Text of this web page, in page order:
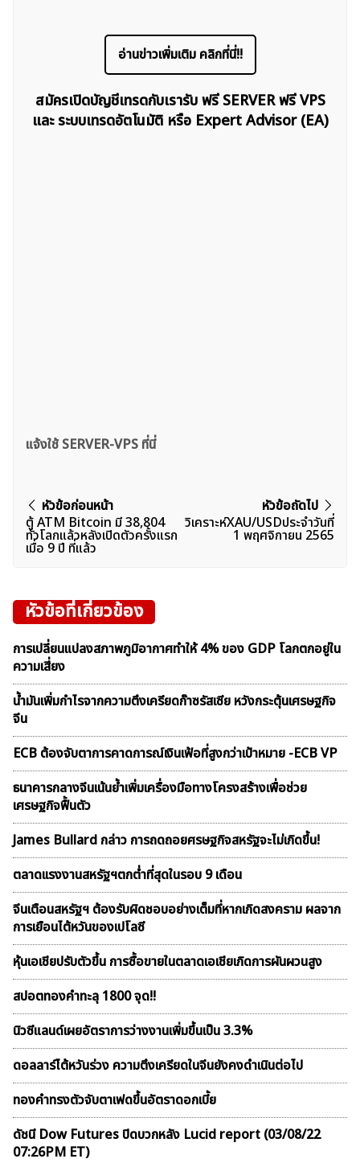
อ่านข่าวเพิ่มเติม คลิกที่นี่!!
สมัครเปิดบัญชีเทรดกับเรารับ ฟรี SERVER ฟรี VPS
และ ระบบเทรดอัตโนมัติ หรือ Expert Advisor (EA)
แจ้งใช้ SERVER-VPS ที่นี่
แนะแนว
เรื่อง
หัวข้อก่อนหน้า
ตู้ ATM Bitcoin มี 38,804
ทั่วโลกแล้วหลังเปิดตัวครั้งแรก
เมื่อ 9 ปี ที่แล้ว
หัวข้อถัดไป
วิเคราะห์XAU/USDประจำวันที่
1 พฤศจิกายน 2565
หัวข้อที่เกี่ยวข้อง
การเปลี่ยนแปลงสภาพภูมิอากาศทำให้ 4% ของ GDP โลกตกอยู่ใน
ความเสี่ยง
น้ำมันเพิ่มกำไรจากความตึงเครียดก๊าซรัสเซีย หวังกระตุ้นเศรษฐกิจ
จีน
ECB ต้องจับตาการคาดการณ์เงินเฟ้อที่สูงกว่าเป้าหมาย -ECB VP
ธนาคารกลางจีนเน้นย้ำเพิ่มเครื่องมือทางโครงสร้างเพื่อช่วย
เศรษฐกิจฟื้นตัว
James Bullard กล่าว การถดถอยศรษฐกิจสหรัฐจะไม่เกิดขึ้น!
ตลาดเเรงงานสหรัฐฯตกต่ำที่สุดในรอบ 9 เดือน
จีนเตือนสหรัฐฯ ต้องรับผิดชอบอย่างเต็มที่หากเกิดสงคราม ผลจาก
การเยือนไต้หวันของเปโลซี
หุ้นเอเชียปรับตัวขึ้น การซื้อขายในตลาดเอเชียเกิดการผันผวนสูง
สปอตทองคำทะลุ 1800 จุด!!
นิวซีแลนด์เผยอัตราการว่างงานเพิ่มขึ้นเป็น 3.3%
ดอลลาร์ไต้หวันร่วง ความตึงเครียดในจีนยังคงดำเนินต่อไป
ทองคำทรงตัวจับตาเฟดขึ้นอัตราดอกเบี้ย
ดัชนี Dow Futures ปิดบวกหลัง Lucid report (03/08/22
07:26PM ET)